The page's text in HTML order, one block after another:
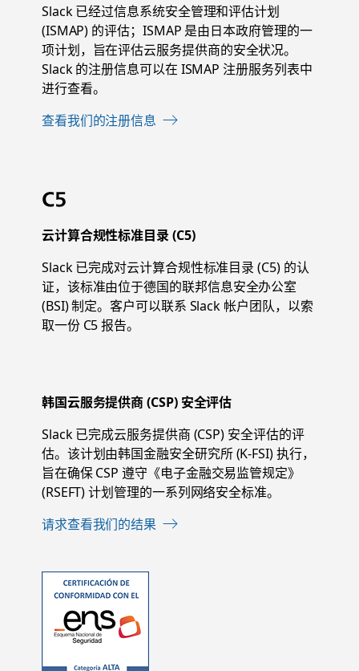
Slack 已经过信息系统安全管理和评估计划
(ISMAP) 的评估；ISMAP 是由日本政府管理的一
项计划，旨在评估云服务提供商的安全状况。
Slack 的注册信息可以在 ISMAP 注册服务列表中
进行查看。
查看我们的注册信息
C5
云计算合规性标准目录 (C5)
Slack 已完成对云计算合规性标准目录 (C5) 的认
证，该标准由位于德国的联邦信息安全办公室
(BSI) 制定。客户可以联系 Slack 帐户团队，以索
取一份 C5 报告。
韩国云服务提供商 (CSP) 安全评估
Slack 已完成云服务提供商 (CSP) 安全评估的评
估。该计划由韩国金融安全研究所 (K-FSI) 执行，
旨在确保 CSP 遵守《电子金融交易监管规定》
(RSEFT) 计划管理的一系列网络安全标准。
请求查看我们的结果